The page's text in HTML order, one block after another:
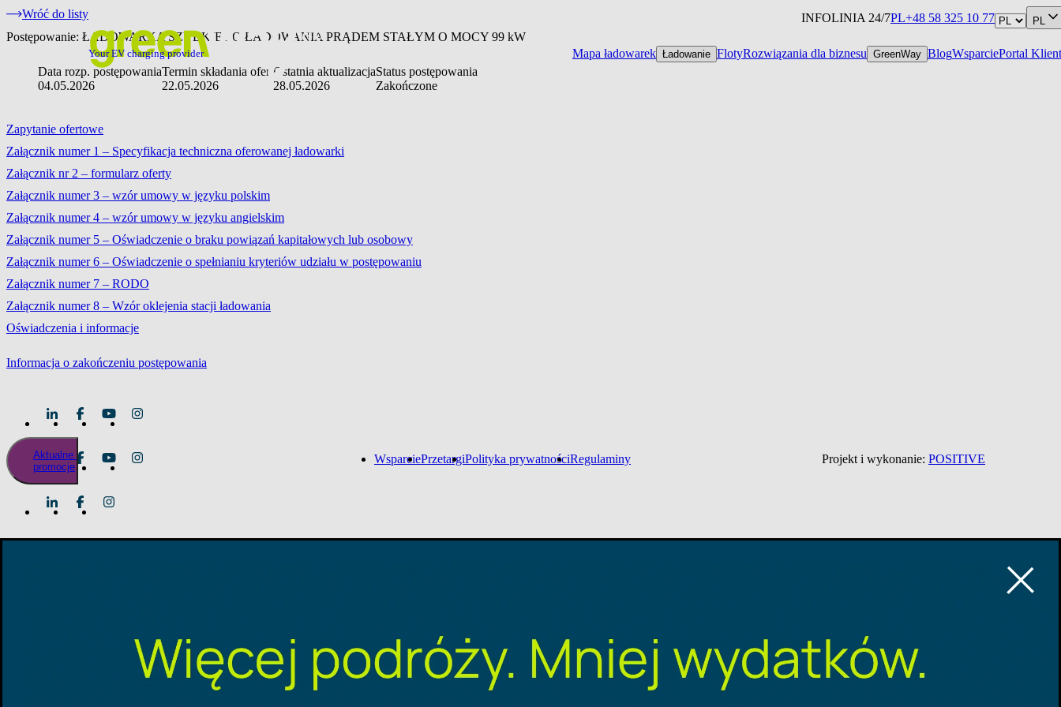
INFOLINIA 24/7PL+48 58 325 10 77 PL
Your EV charging provider Mapa ładowarek Ładowanie FlotyRozwiązania dla biznesu GreenWay BlogWsparciePortal
Wróć do listy
Postępowanie: ŁADOWARKA SZYBKIEGO ŁADOWANIA PRĄDEM STAŁYM O MOCY 99 kW
Data rozp. postępowania
04.05.2026
Termin składania ofert
22.05.2026
Ostatnia aktualizacja
28.05.2026
Status postępowania
Zakończone
Zapytanie ofertowe
Załącznik numer 1 – Specyfikacja techniczna oferowanej ładowarki
Załącznik nr 2 – formularz oferty
Załącznik numer 3 – wzór umowy w języku polskim
Załącznik numer 4 – wzór umowy w języku angielskim
Załącznik numer 5 – Oświadczenie o braku powiązań kapitałowych lub osobowy
Załącznik numer 6 – Oświadczenie o spełnianiu kryteriów udziału w postępowaniu
Załącznik numer 7 – RODO
Załącznik numer 8 – Wzór oklejenia stacji ładowania
Oświadczenia i informacje
Informacja o zakończeniu postępowania
WsparciePrzetargiPolityka prywatnościRegulaminy Projekt i wykonanie: POSITIVE
Aktualne
promocje